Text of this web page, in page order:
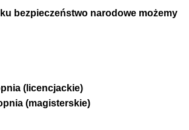
bezpieczeństwo narodowe możemy
(licencjackie)
(magisterskie)